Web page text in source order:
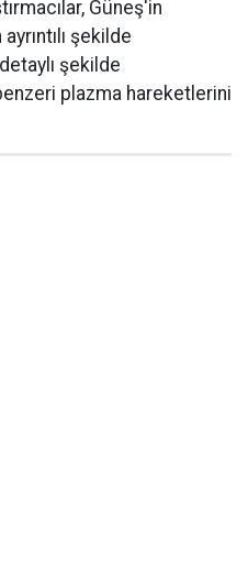
Güneş'in
şekilde
şekilde
plazma hareketlerini